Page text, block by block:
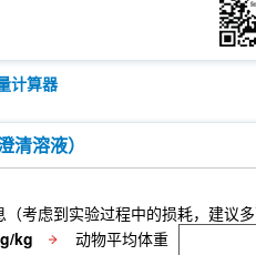
计算器
清溶液）
考虑到实验过程中的损耗，建议
kg 动物平均体重